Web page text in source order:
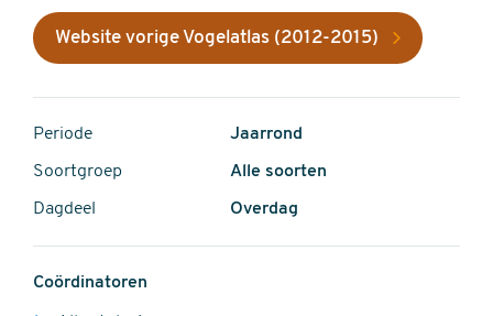
Website vorige Vogelatlas (2012-2015)
Periode Jaarrond
Soortgroep Alle soorten
Dagdeel Overdag
Coördinatoren